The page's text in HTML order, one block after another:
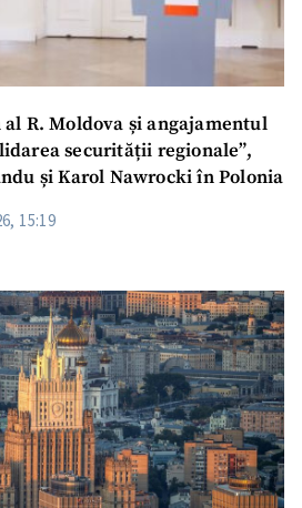
R. Moldova și angajamentul
securității regionale”,
și Karol Nawrocki în Polonia
15:19